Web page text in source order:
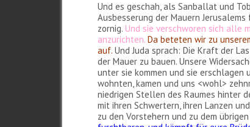
Und es geschah, als Sanballat und
Ausbesserung der Mauern
zornig. Und sie verschworen sich alle
anzurichten. Da beteten wir zu
auf.Und Juda sprach: Die Kraft der
der Mauer zu bauen. Unsere
unter sie kommen und sie erschlagen
wohnten, kamen und uns <wohl>
niedrigen Stellen des Raumes hinter
mit ihren Schwertern, ihren Lanzen
zu den Vorstehern und zu dem